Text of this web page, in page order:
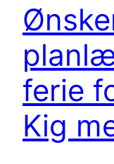
ferie
Kig